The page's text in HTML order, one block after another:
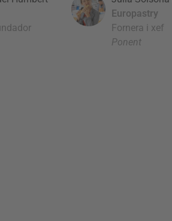
Europastry
Fornera i xef
Ponent